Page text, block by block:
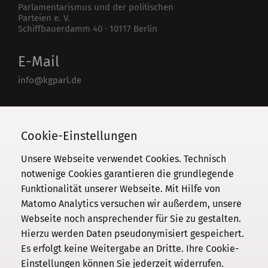
Parlamentarismus und der politischen
Parteien e. V.
Schiffbauerdamm 40 · 10117 Berlin
E-Mail
info@kgparl.de
030 / 206 33 94-0
Kommission
Institut
Forschung
Publikationen
Cookie-Einstellungen
Unsere Webseite verwendet Cookies. Technisch
notwenige Cookies garantieren die grundlegende
Funktionalität unserer Webseite. Mit Hilfe von
Matomo Analytics versuchen wir außerdem, unsere
Webseite noch ansprechender für Sie zu gestalten.
Hierzu werden Daten pseudonymisiert gespeichert.
Es erfolgt keine Weitergabe an Dritte. Ihre Cookie-
Einstellungen können Sie jederzeit widerrufen.